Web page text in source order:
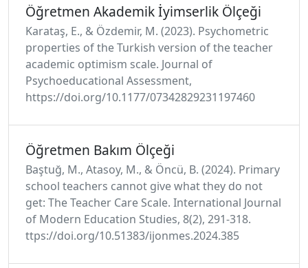
Öğretmen Akademik İyimserlik Ölçeği
Karataş, E., & Özdemir, M. (2023). Psychometric
properties of the Turkish version of the teacher
academic optimism scale. Journal of
Psychoeducational Assessment,
https://doi.org/10.1177/07342829231197460
Öğretmen Bakım Ölçeği
Baştuğ, M., Atasoy, M., & Öncü, B. (2024). Primary
school teachers cannot give what they do not
get: The Teacher Care Scale. International Journal
of Modern Education Studies, 8(2), 291-318.
ttps://doi.org/10.51383/ijonmes.2024.385